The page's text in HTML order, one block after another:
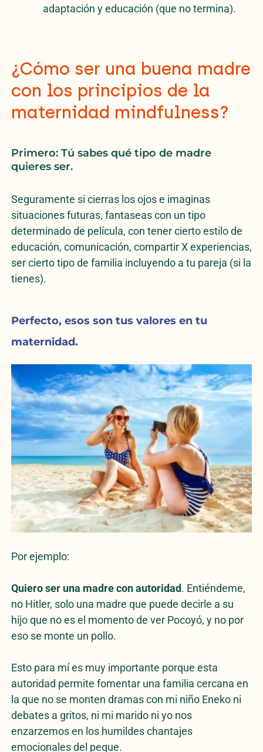
adaptación y educación (que no termina).
¿Cómo ser una buena madre
con los principios de la
maternidad mindfulness?
Primero: Tú sabes qué tipo de madre
quieres ser.
Seguramente si cierras los ojos e imaginas
situaciones futuras, fantaseas con un tipo
determinado de película, con tener cierto estilo de
educación, comunicación, compartir X experiencias,
ser cierto tipo de familia incluyendo a tu pareja (si la
tienes).
Perfecto, esos son tus valores en tu
maternidad.
Por ejemplo:
Quiero ser una madre con autoridad. Entiéndeme,
no Hitler, solo una madre que puede decirle a su
hijo que no es el momento de ver Pocoyó, y no por
eso se monte un pollo.
Esto para mí es muy importante porque esta
autoridad permite fomentar una familia cercana en
la que no se monten dramas con mi niño Eneko ni
debates a gritos, ni mi marido ni yo nos
enzarzemos en los humildes chantajes
emocionales del peque.